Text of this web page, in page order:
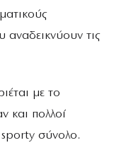
τις
με το
και πολλοί
sporty σύνολο.